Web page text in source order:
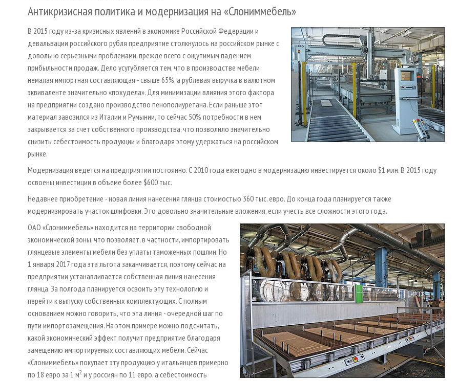
Антикризисная политика и модернизация на «Слониммебель»
В 2015 году из-за кризисных явлений в экономике Российской Федерации и
девальвации российского рубля предприятие столкнулось на российском рынке с
довольно серьезными проблемами, прежде всего с ощутимым падением
прибыльности продаж. Дело усугубляется тем, что в производстве мебели
немалая импортная составляющая - свыше 65%, а рублевая выручка в валютном
эквиваленте значительно «похудела». Для минимизации влияния этого фактора
на предприятии создано производство пенополиуретана. Если раньше этот
материал завозился из Италии и Румынии, то сейчас 50% потребности в нем
закрывается за счет собственного производства, что позволило значительно
снизить себестоимость продукции и благодаря этому удержаться на российском
рынке.
Модернизация ведется на предприятии постоянно. С 2010 года ежегодно в модернизацию инвестируется около $1 млн. В 2015 году
освоены инвестиции в объеме более $600 тыс.
Недавнее приобретение - новая линия нанесения глянца стоимостью 360 тыс. евро. До конца года планируется также
модернизировать участок шлифовки. Это довольно значительные вложения, если учесть все сложности этого года.
ОАО «Слониммебель» находится на территории свободной
экономической зоны, что позволяет, в частности, импортировать
глянцевые элементы мебели без уплаты таможенных пошлин. Но
1 января 2017 года эта льгота заканчивается, поэтому сейчас на
предприятии устанавливается собственная линия нанесения
глянца. За полгода планируется освоить эту технологию и
перейти к выпуску собственных комплектующих. С полным
основанием можно говорить, что эта линия - очередной шаг по
пути импортозамещения. На этом примере можно подсчитать,
какой экономический эффект получит предприятие благодаря
замещению импортируемых составляющих мебели. Сейчас
«Слониммебель» покупает эту продукцию у итальянцев примерно
по 18 евро за 1 м2 и у россиян по 11 евро, а себестоимость